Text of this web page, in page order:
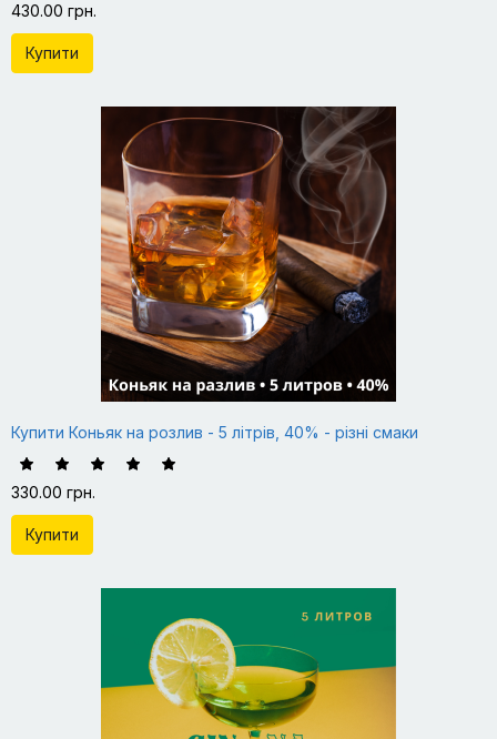
430.00 грн.
Купити
Купити Коньяк на розлив - 5 літрів, 40% - різні смаки
330.00 грн.
Купити